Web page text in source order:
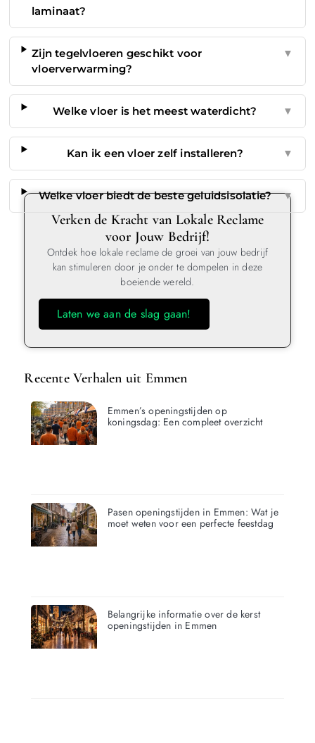
laminaat?
Zijn tegelvloeren geschikt voor
vloerverwarming?
▼
Welke vloer is het meest waterdicht? ▼
Kan ik een vloer zelf installeren? ▼
Welke vloer biedt de beste geluidsisolatie? ▼
Verken de Kracht van Lokale Reclame
voor Jouw Bedrijf!
Ontdek hoe lokale reclame de groei van jouw bedrijf
kan stimuleren door je onder te dompelen in deze
boeiende wereld.
Laten we aan de slag gaan!
Recente Verhalen uit Emmen
Emmen’s openingstijden op
koningsdag: Een compleet overzicht
Pasen openingstijden in Emmen: Wat je
moet weten voor een perfecte feestdag
Belangrijke informatie over de kerst
openingstijden in Emmen